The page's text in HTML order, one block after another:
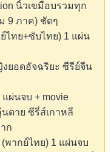
นิ้วเขมือบรวมทุก
9 ภาค) ชัดๆ
ไทย+ซับไทย) 1 แผ่น
ยอดอัจฉริยะ ซีรีย์จีน
แผ่นจบ + movie
นตาย ซีรี่ส์เกาหลี
ก
ากย์ไทย) 1 แผ่นจบ